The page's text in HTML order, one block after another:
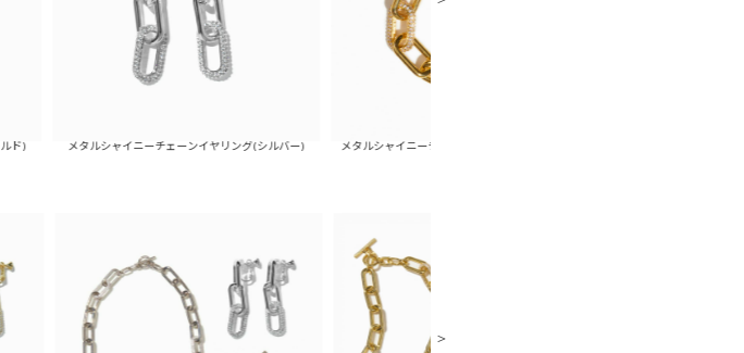
メタルシャイニーチェーンイヤリング(シルバー) メタルシャイニーチェーンブレスレット(ゴールド)